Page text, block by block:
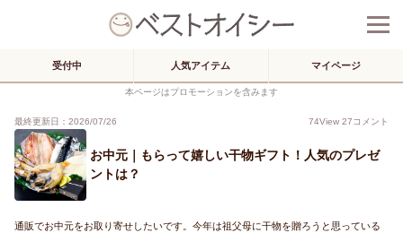
受付中 人気アイテム マイページ
本ページはプロモーションを含みます
最終更新日：2026/07/26 74View 27コメント
お中元｜もらって嬉しい干物ギフト！人気のプレゼ
ントは？
通販でお中元をお取り寄せしたいです。今年は祖父母に干物を贈ろうと思っている